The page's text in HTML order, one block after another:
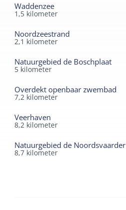
Waddenzee
1,5 kilometer
Noordzeestrand
2,1 kilometer
Natuurgebied de Boschplaat
5 kilometer
Overdekt openbaar zwembad
7,2 kilometer
Veerhaven
8,2 kilometer
Natuurgebied de Noordsvaarder
8,7 kilometer